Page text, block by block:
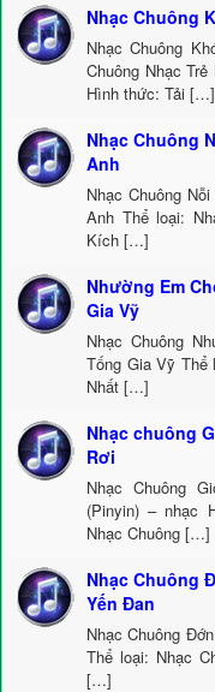
Nhạc Chuông
Nhạc Chuông
Chuông Nhạc
Hình thức: Tải […]
Nhạc Chuông
Anh
Nhạc Chuông
Anh Thể loại:
Kích […]
Nhường Em
Gia Vỹ
Nhạc Chuông
Tống Gia Vỹ Thể
Nhất […]
Nhạc chuông
Rơi
Nhạc Chuông
(Pinyin) – nhạc
Nhạc Chuông […]
Nhạc Chuông
Yến Đan
Nhạc Chuông
Thể loại: Nhạc
[…]